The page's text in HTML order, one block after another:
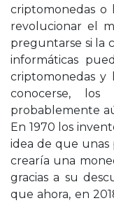
criptomonedas o
revolucionar el
preguntarse si la
informáticas
criptomonedas y
conocerse,
probablemente
En 1970 los
idea de que unas
crearía una
gracias a su
que ahora, en